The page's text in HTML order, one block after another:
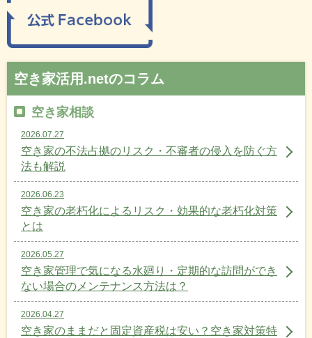
空き家活用.netのコラム
空き家相談
2026.07.27
空き家の不法占拠のリスク・不審者の侵入を防ぐ方
法も解説
2026.06.23
空き家の老朽化によるリスク・効果的な老朽化対策
とは
2026.05.27
空き家管理で気になる水廻り・定期的な訪問ができ
ない場合のメンテナンス方法は？
2026.04.27
空き家のままだと固定資産税は安い？空き家対策特